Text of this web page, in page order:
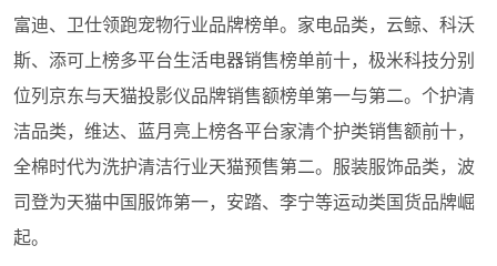
富迪、卫仕领跑宠物行业品牌榜单。家电品类，云鲸、科沃
斯、添可上榜多平台生活电器销售榜单前十，极米科技分别
位列京东与天猫投影仪品牌销售额榜单第一与第二。个护清
洁品类，维达、蓝月亮上榜各平台家清个护类销售额前十，
全棉时代为洗护清洁行业天猫预售第二。服装服饰品类，波
司登为天猫中国服饰第一，安踏、李宁等运动类国货品牌崛
起。